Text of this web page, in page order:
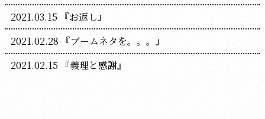
2021.03.15『お返し』
2021.02.28 『ブームネタを。。。』
2021.02.15 『義理と感謝』